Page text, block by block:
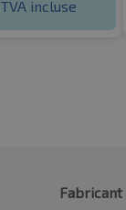
TVA incluse
Fabricant